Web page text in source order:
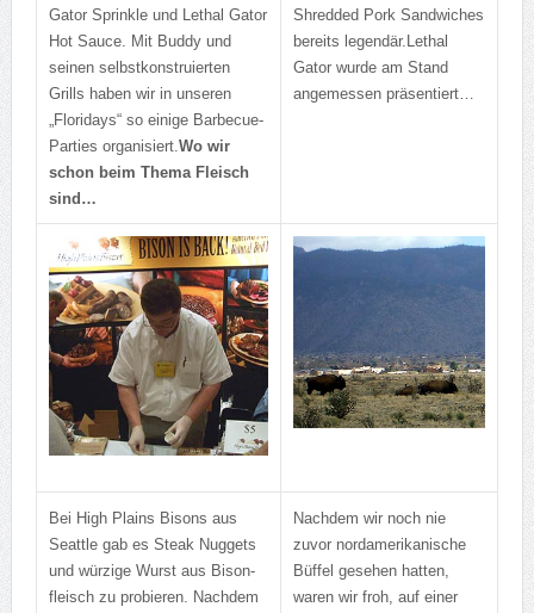
Gator Sprinkle und Lethal Gator
Hot Sauce. Mit Buddy und
seinen selbstkonstruierten
Grills haben wir in unseren
„Floridays“ so einige Barbecue-
Parties organisiert.Wo wir
schon beim Thema Fleisch
sind…
Shredded Pork Sandwiches
bereits legendär. Lethal
Gator wurde am Stand
angemessen präsentiert…
Bei High Plains Bisons aus
Seattle gab es Steak Nuggets
und würzige Wurst aus Bison-
fleisch zu probieren. Nachdem
Nachdem wir noch nie
zuvor nordamerikanische
Büffel gesehen hatten,
waren wir froh, auf einer